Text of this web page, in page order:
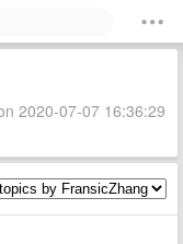
2020-07-07 16:36:29